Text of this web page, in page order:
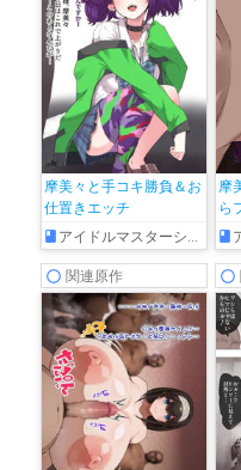
摩美々と手コキ勝負＆お
仕置きエッチ
アイドルマスターシャイニーカラーズ
摩
ら
ち
関連原作